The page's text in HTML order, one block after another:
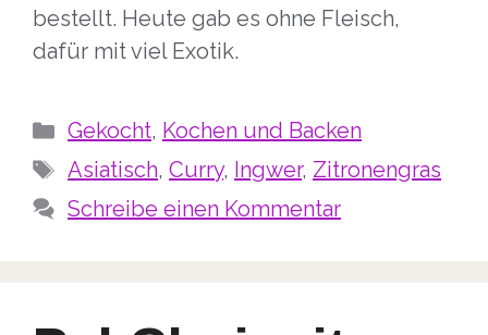
bestellt. Heute gab es ohne Fleisch,
dafür mit viel Exotik.
Kategorien
Gekocht, Kochen und Backen
Schlagwörter
Asiatisch, Curry, Ingwer, Zitronengras
Schreibe einen Kommentar